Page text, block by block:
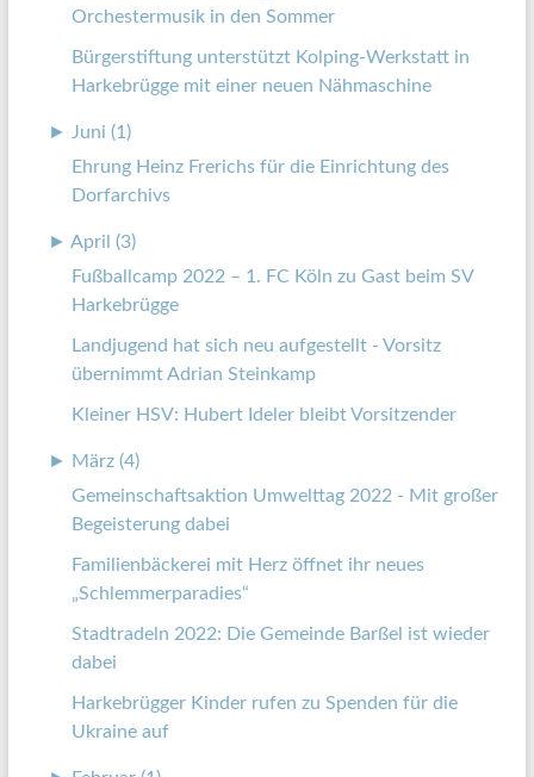
Orchestermusik in den Sommer
Bürgerstiftung unterstützt Kolping-Werkstatt in
Harkebrügge mit einer neuen Nähmaschine
► Juni (1)
Ehrung Heinz Frerichs für die Einrichtung des
Dorfarchivs
► April (3)
Fußballcamp 2022 – 1. FC Köln zu Gast beim SV
Harkebrügge
Landjugend hat sich neu aufgestellt - Vorsitz
übernimmt Adrian Steinkamp
Kleiner HSV: Hubert Ideler bleibt Vorsitzender
►
März (4)
Gemeinschaftsaktion Umwelttag 2022 - Mit großer
Begeisterung dabei
Familienbäckerei mit Herz öffnet ihr neues
„Schlemmerparadies“
Stadtradeln 2022: Die Gemeinde Barßel ist wieder
dabei
Harkebrügger Kinder rufen zu Spenden für die
Ukraine auf